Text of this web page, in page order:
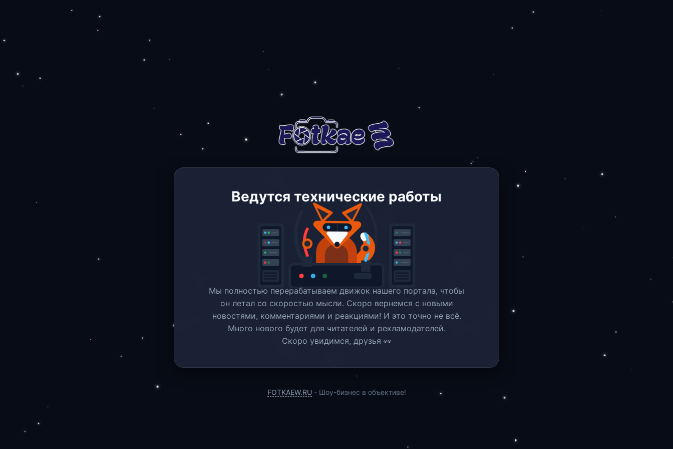
Ведутся технические работы
Мы полностью перерабатываем движок нашего портала, чтобы
он летал со скоростью мысли. Скоро вернемся c новыми
новостями, комментариями и реакциями! И это точно не всё.
Много нового будет для читателей и рекламодателей.
Скоро увидимся, друзья 👀
FOTKAEW.RU - Шоу-бизнес в объективе!